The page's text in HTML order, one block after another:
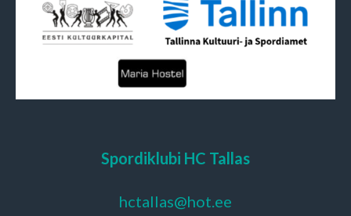
Spordiklubi HC Tallas
hctallas@hot.ee